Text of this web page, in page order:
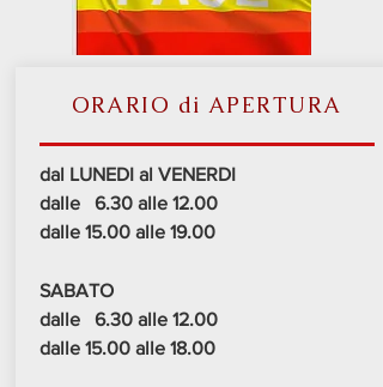
ORARIO di APERTURA
dal LUNEDI al VENERDI
dalle 6.30 alle 12.00
dalle 15.00 alle 19.00
SABATO
dalle 6.30 alle 12.00
dalle 15.00 alle 18.00